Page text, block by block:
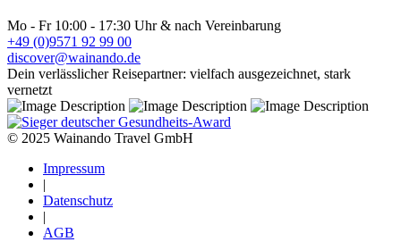
Mo - Fr 10:00 - 17:30 Uhr & nach Vereinbarung
+49 (0)9571 92 99 00
discover@wainando.de
Dein verlässlicher Reisepartner: vielfach ausgezeichnet, stark
vernetzt
© 2025 Wainando Travel GmbH
Impressum
|
Datenschutz
|
AGB